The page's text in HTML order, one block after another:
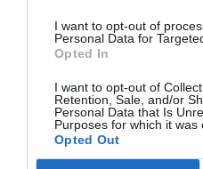
I want to opt-out of
Personal Data for
Opted In
I want to opt-out of
Retention, Sale, and/or
Personal Data that Is
Purposes for which it was
Opted Out
La
el